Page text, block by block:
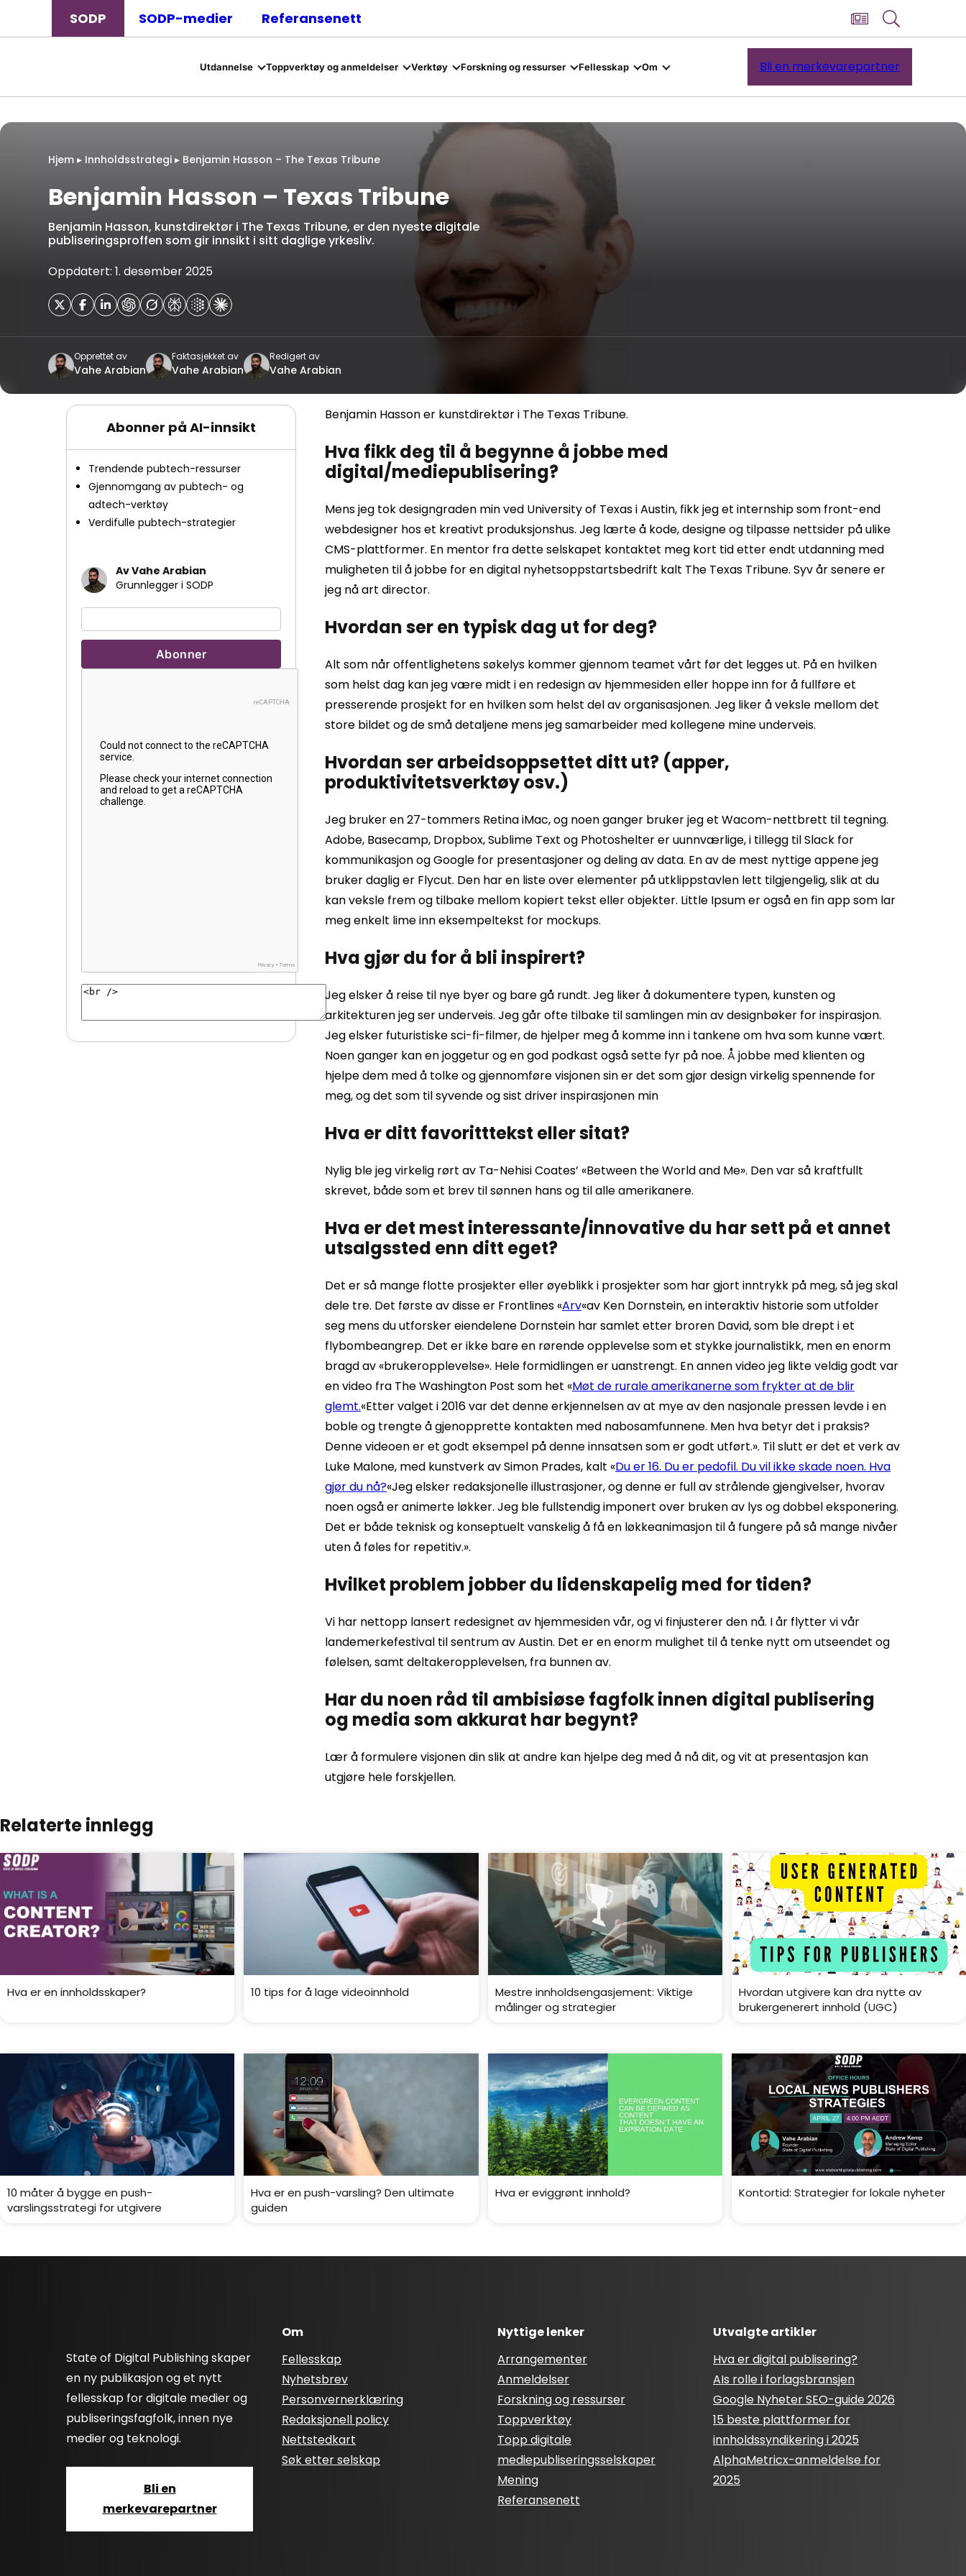
SODP SODP-medier Referansenett
Utdannelse Toppverktøy og anmeldelser Verktøy Forskning og ressurser Fellesskap Om Bli en merkevarepartner
Hjem ▸ Innholdsstrategi ▸ Benjamin Hasson – The Texas Tribune
Benjamin Hasson – Texas Tribune
Benjamin Hasson, kunstdirektør i The Texas Tribune, er den nyeste digitale
publiseringsproffen som gir innsikt i sitt daglige yrkesliv.
Oppdatert: 1. desember 2025
Opprettet av
Vahe Arabian
Faktasjekket av
Vahe Arabian
Redigert av
Vahe Arabian
Abonner på AI-innsikt
Trendende pubtech-ressurser
Gjennomgang av pubtech- og
adtech-verktøy
Verdifulle pubtech-strategier
Av Vahe Arabian
Grunnlegger i SODP
Benjamin Hasson er kunstdirektør i The Texas Tribune.
Hva fikk deg til å begynne å jobbe med
digital/mediepublisering?
Mens jeg tok designgraden min ved University of Texas i Austin, fikk jeg et internship som front-end
webdesigner hos et kreativt produksjonshus. Jeg lærte å kode, designe og tilpasse nettsider på ulike
CMS-plattformer. En mentor fra dette selskapet kontaktet meg kort tid etter endt utdanning med
muligheten til å jobbe for en digital nyhetsoppstartsbedrift kalt The Texas Tribune. Syv år senere er
jeg nå art director.
Hvordan ser en typisk dag ut for deg?
Alt som når offentlighetens søkelys kommer gjennom teamet vårt før det legges ut. På en hvilken
som helst dag kan jeg være midt i en redesign av hjemmesiden eller hoppe inn for å fullføre et
presserende prosjekt for en hvilken som helst del av organisasjonen. Jeg liker å veksle mellom det
store bildet og de små detaljene mens jeg samarbeider med kollegene mine underveis.
Hvordan ser arbeidsoppsettet ditt ut? (apper,
produktivitetsverktøy osv.)
Jeg bruker en 27-tommers Retina iMac, og noen ganger bruker jeg et Wacom-nettbrett til tegning.
Adobe, Basecamp, Dropbox, Sublime Text og Photoshelter er uunnværlige, i tillegg til Slack for
kommunikasjon og Google for presentasjoner og deling av data. En av de mest nyttige appene jeg
bruker daglig er Flycut. Den har en liste over elementer på utklippstavlen lett tilgjengelig, slik at du
kan veksle frem og tilbake mellom kopiert tekst eller objekter. Little Ipsum er også en fin app som lar
meg enkelt lime inn eksempeltekst for mockups.
Hva gjør du for å bli inspirert?
Jeg elsker å reise til nye byer og bare gå rundt. Jeg liker å dokumentere typen, kunsten og
arkitekturen jeg ser underveis. Jeg går ofte tilbake til samlingen min av designbøker for inspirasjon.
Jeg elsker futuristiske sci-fi-filmer, de hjelper meg å komme inn i tankene om hva som kunne vært.
Noen ganger kan en joggetur og en god podkast også sette fyr på noe. Å jobbe med klienten og
hjelpe dem med å tolke og gjennomføre visjonen sin er det som gjør design virkelig spennende for
meg, og det som til syvende og sist driver inspirasjonen min
Hva er ditt favoritttekst eller sitat?
Nylig ble jeg virkelig rørt av Ta-Nehisi Coates’ «Between the World and Me». Den var så kraftfullt
skrevet, både som et brev til sønnen hans og til alle amerikanere.
Hva er det mest interessante/innovative du har sett på et annet
utsalgssted enn ditt eget?
Det er så mange flotte prosjekter eller øyeblikk i prosjekter som har gjort inntrykk på meg, så jeg skal
dele tre. Det første av disse er Frontlines «Arv«av Ken Dornstein, en interaktiv historie som utfolder
seg mens du utforsker eiendelene Dornstein har samlet etter broren David, som ble drept i et
flybombeangrep. Det er ikke bare en rørende opplevelse som et stykke journalistikk, men en enorm
bragd av «brukeropplevelse». Hele formidlingen er uanstrengt. En annen video jeg likte veldig godt var
en video fra The Washington Post som het «Møt de rurale amerikanerne som frykter at de blir
glemt.«Etter valget i 2016 var det denne erkjennelsen av at mye av den nasjonale pressen levde i en
boble og trengte å gjenopprette kontakten med nabosamfunnene. Men hva betyr det i praksis?
Denne videoen er et godt eksempel på denne innsatsen som er godt utført.». Til slutt er det et verk av
Luke Malone, med kunstverk av Simon Prades, kalt «Du er 16. Du er pedofil. Du vil ikke skade noen. Hva
gjør du nå?«Jeg elsker redaksjonelle illustrasjoner, og denne er full av strålende gjengivelser, hvorav
noen også er animerte løkker. Jeg ble fullstendig imponert over bruken av lys og dobbel eksponering.
Det er både teknisk og konseptuelt vanskelig å få en løkkeanimasjon til å fungere på så mange nivåer
uten å føles for repetitiv.».
Hvilket problem jobber du lidenskapelig med for tiden?
Vi har nettopp lansert redesignet av hjemmesiden vår, og vi finjusterer den nå. I år flytter vi vår
landemerkefestival til sentrum av Austin. Det er en enorm mulighet til å tenke nytt om utseendet og
følelsen, samt deltakeropplevelsen, fra bunnen av.
Har du noen råd til ambisiøse fagfolk innen digital publisering
og media som akkurat har begynt?
Lær å formulere visjonen din slik at andre kan hjelpe deg med å nå dit, og vit at presentasjon kan
utgjøre hele forskjellen.
Relaterte innlegg
Hva er en innholdsskaper? 10 tips for å lage videoinnhold
Mestre innholdsengasjement: Viktige
målinger og strategier
Hvordan utgivere kan dra nytte av
brukergenerert innhold (UGC)
10 måter å bygge en push-
varslingsstrategi for utgivere
Hva er en push-varsling? Den ultimate
guiden
Hva er eviggrønt innhold? Kontortid: Strategier for lokale nyheter
State of Digital Publishing skaper
en ny publikasjon og et nytt
fellesskap for digitale medier og
publiseringsfagfolk, innen nye
medier og teknologi.
Bli en
merkevarepartner
Om
Fellesskap
Nyhetsbrev
Personvernerklæring
Redaksjonell policy
Nettstedkart
Søk etter selskap
Nyttige lenker
Arrangementer
Anmeldelser
Forskning og ressurser
Toppverktøy
Topp digitale
mediepubliseringsselskaper
Mening
Referansenett
Utvalgte artikler
Hva er digital publisering?
AIs rolle i forlagsbransjen
Google Nyheter SEO-guide 2026
15 beste plattformer for
innholdssyndikering i 2025
AlphaMetricx-anmeldelse for
2025